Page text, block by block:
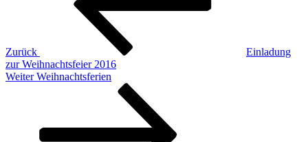
Zurück
Einladung
zur Weihnachtsfeier 2016
Nächster
Weiter Weihnachtsferien